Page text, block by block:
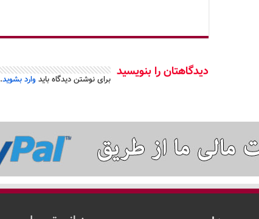
دیدگاهتان را بنویسید برای نوشتن دیدگاه باید وارد بشوید.